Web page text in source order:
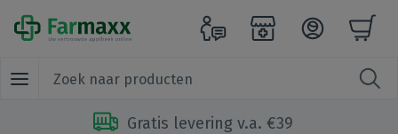
Gratis levering v.a. €39